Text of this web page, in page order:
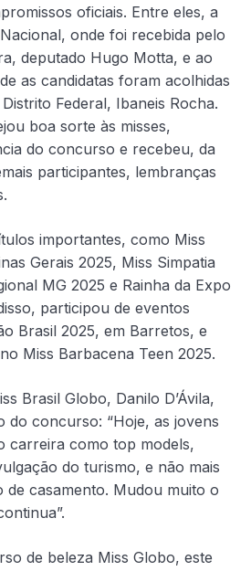
oficiais. Entre eles, a
onde foi recebida pelo
deputado Hugo Motta, e ao
as candidatas foram acolhidas
Federal, Ibaneis Rocha.
boa sorte às misses,
do concurso e recebeu, da
participantes, lembranças
importantes, como Miss
Gerais 2025, Miss Simpatia
MG 2025 e Rainha da Expo
participou de eventos
Brasil 2025, em Barretos, e
Miss Barbacena Teen 2025.
Brasil Globo, Danilo D’Ávila,
do concurso: “Hoje, as jovens
carreira como top models,
do turismo, e não mais
de casamento. Mudou muito o
de beleza Miss Globo, este